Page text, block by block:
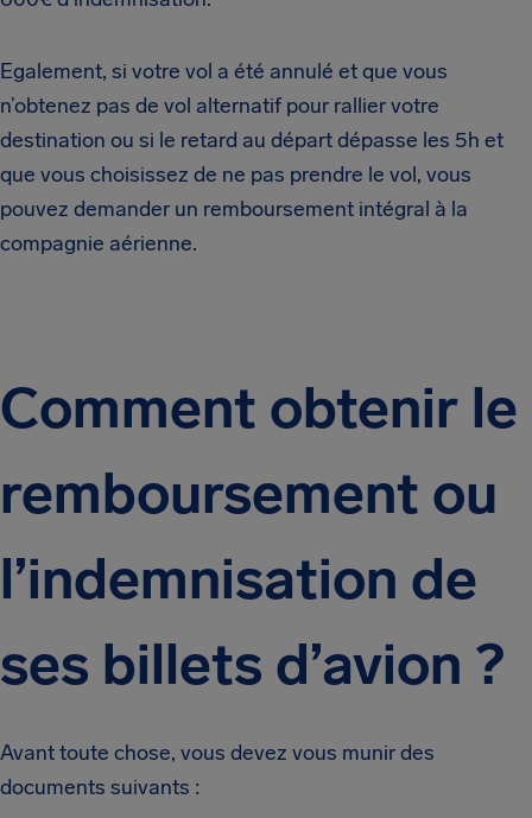
Egalement, si votre vol a été annulé et que vous
n’obtenez pas de vol alternatif pour rallier votre
destination ou si le retard au départ dépasse les 5h et
que vous choisissez de ne pas prendre le vol, vous
pouvez demander un remboursement intégral à la
compagnie aérienne.
Comment obtenir le
remboursement ou
l’indemnisation de
ses billets d’avion ?
Avant toute chose, vous devez vous munir des
documents suivants :